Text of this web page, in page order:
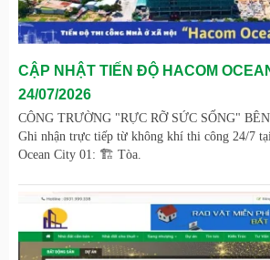
CẬP NHẬT TIẾN ĐỘ HACOM
24/07/2026
CÔNG TRƯỜNG "RỰC RỠ SỨC SỐNG"
Ghi nhận trực tiếp từ không khí thi công 24/7
Ocean City 01: 🏗️ Tòa.